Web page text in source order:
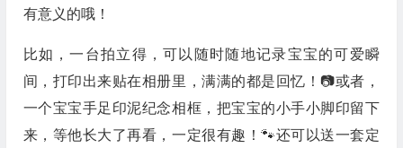
有意义的哦！
比如，一台拍立得，可以随时随地记录宝宝的可爱瞬
间，打印出来贴在相册里，满满的都是回忆！📷或者，
一个宝宝手足印泥纪念相框，把宝宝的小手小脚印留下
来，等他长大了再看，一定很有趣！🐾还可以送一套定